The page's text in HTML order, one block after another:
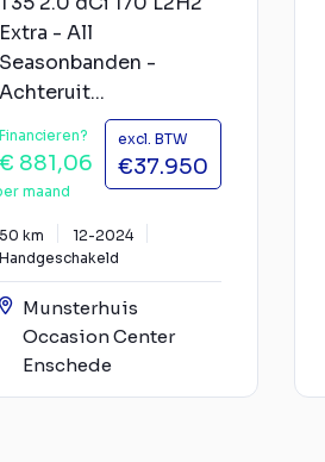
Extra - All
Seasonbanden -
Achteruit...
Financieren?
€ 881,06
maand
excl. BTW
€37.950
50 km
12-2024
Handgeschakeld
Munsterhuis
Occasion Center
Enschede